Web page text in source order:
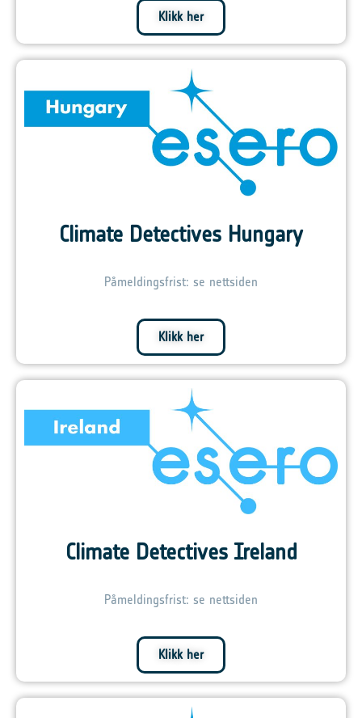
Klikk her
Climate Detectives Hungary
Påmeldingsfrist: se nettsiden
Klikk her
Climate Detectives Ireland
Påmeldingsfrist: se nettsiden
Klikk her